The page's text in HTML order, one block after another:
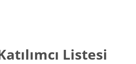
Listesi